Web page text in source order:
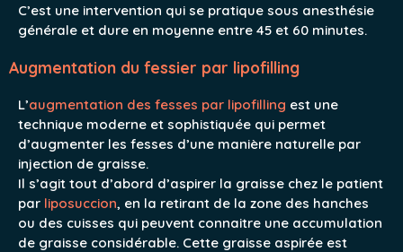
C’est une intervention qui se pratique sous anesthésie
générale et dure en moyenne entre 45 et 60 minutes.
Augmentation du fessier par lipofilling
L’augmentation des fesses par lipofilling est une
technique moderne et sophistiquée qui permet
d’augmenter les fesses d’une manière naturelle par
injection de graisse.
Il s’agit tout d’abord d’aspirer la graisse chez le patient
par liposuccion, en la retirant de la zone des hanches
ou des cuisses qui peuvent connaitre une accumulation
de graisse considérable. Cette graisse aspirée est